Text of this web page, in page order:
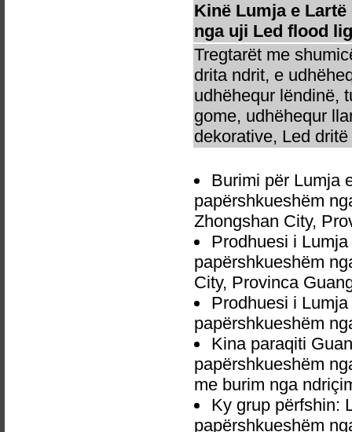
Kinë Lumja e
nga uji Led flood
Tregtarët me
drita ndrit, e
udhëhequr lëndinë,
gome, udhëhequr
dekorative, Led
Burimi për Lumja
papërshkueshëm
Zhongshan City,
Prodhuesi i
papërshkueshëm
City, Provinca
Prodhuesi i
papërshkueshëm
Kina paraqiti
papërshkueshëm
me burim nga
Ky grup përfshin:
papërshkueshëm